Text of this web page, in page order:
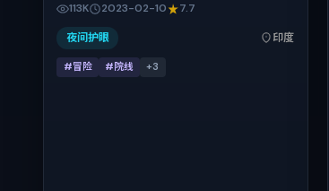
重关系线。故事类型为冒险，主拍摄地与出品
背景为印度。上映时间 2023年2月10日（公映
张弛有度。
113K 2023-02-10 7.7
夜间护眼 印度
#冒险 #院线 +3